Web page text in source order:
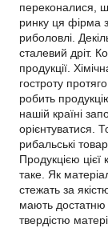
переконалися,
ринку ця фірма
риболовлі.
сталевий дріт.
продукції.
гостроту
робить
нашій країні
орієнтуватися.
рибальські
Продукцією цієї
таке. Як
стежать за
мають достатню
твердістю